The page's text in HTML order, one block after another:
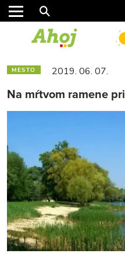
MESTO 2019. 06. 07.
Na mŕtvom ramene